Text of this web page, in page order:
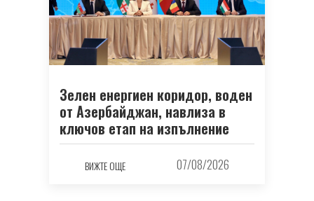
Зелен енергиен коридор, воден
от Азербайджан, навлиза в
ключов етап на изпълнение
ВИЖТЕ ОЩЕ 07/08/2026